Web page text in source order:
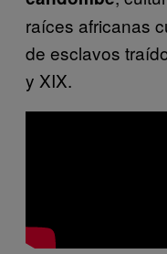
raíces africanas
de esclavos
y XIX.